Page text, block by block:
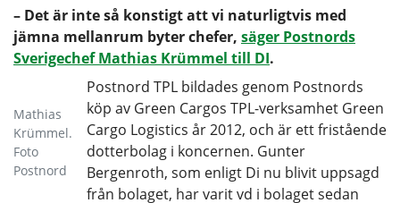
– Det är inte så konstigt att vi naturligtvis med
jämna mellanrum byter chefer, säger Postnords
Sverigechef Mathias Krümmel till DI.
Mathias
Krümmel.
Foto
Postnord
Postnord TPL bildades genom Postnords
köp av Green Cargos TPL-verksamhet Green
Cargo Logistics år 2012, och är ett fristående
dotterbolag i koncernen. Gunter
Bergenroth, som enligt Di nu blivit uppsagd
från bolaget, har varit vd i bolaget sedan